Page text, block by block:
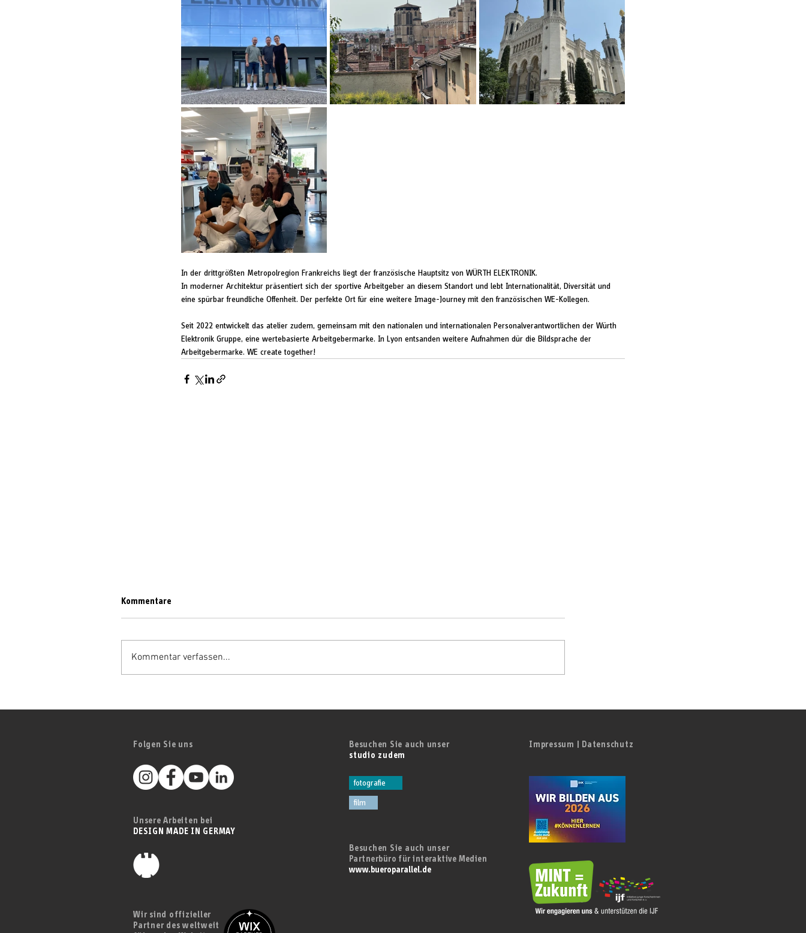
In der drittgrößten Metropolregion Frankreichs liegt der französische Hauptsitz von WÜRTH ELEKTRONIK.
In moderner Architektur präsentiert sich der sportive Arbeitgeber an diesem Standort und lebt Internationalität, Diversität und
eine spürbar freundliche Offenheit. Der perfekte Ort für eine weitere Image-Journey mit den französischen WE-Kollegen.
Seit 2022 entwickelt das atelier zudem, gemeinsam mit den nationalen und internationalen Personalverantwortlichen der Würth
Elektronik Gruppe, eine wertebasierte Arbeitgebermarke. In Lyon entsanden weitere Aufnahmen dür die Bildsprache der
Arbeitgebermarke. WE create together!
Weintourismus-Symposium:
zudem überträgt Wahl der
Kommentare
Kommentar verfassen...
Folgen Sie uns
Unsere Arbeiten bei
DESIGN MADE IN GERMAY
Wir sind offizieller
Partner des weltweit
Besuchen Sie auch unser
studio zudem
fotografie
film
Besuchen Sie auch unser
Partnerbüro für interaktive Medien
www.bueroparallel.de
Impressum Datenschutz